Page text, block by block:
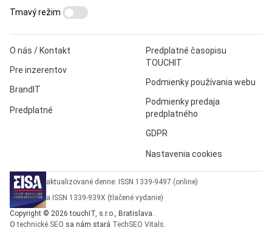
O nás / Kontakt
Pre inzerentov
BrandIT
Predplatné
Predplatné časopisu
TOUCHIT
Podmienky používania webu
Podmienky predaja
predplatného
GDPR
Nastavenia cookies
Tmavý režim
aktualizované denne: ISSN 1339-9497 (online)
a ISSN 1339-939X (tlačené vydanie)
Copyright © 2026 touchIT, s.r.o., Bratislava.
Otechnické SEO sa nám stará TechSEO Vitals.